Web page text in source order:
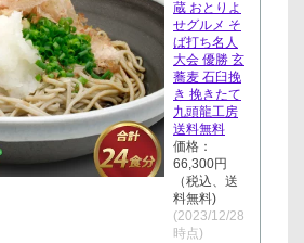
蔵 おとりよ
せグルメ そ
ば打ち名人
大会 優勝 玄
蕎麦 石臼挽
き 挽きたて
九頭龍工房
送料無料
価格：
66,300円
（税込、送
料無料)
(2023/12/28
時点)